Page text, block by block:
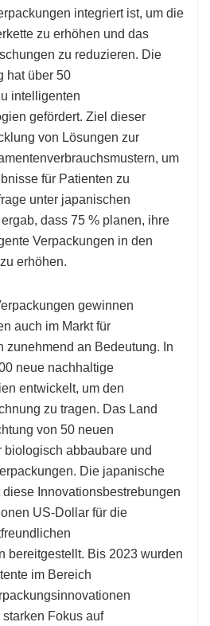
integriert ist, um die
zu erhöhen und das
zu reduzieren. Die
hat über 50
intelligenten
gefördert. Ziel dieser
von Lösungen zur
um
für Patienten zu
unter japanischen
dass 75 % planen, ihre
Verpackungen in den
erhöhen.
gewinnen
auch im Markt für
zunehmend an Bedeutung. In
neue nachhaltige
entwickelt, um den
zu tragen. Das Land
von 50 neuen
biologisch abbaubare und
Die japanische
Innovationsbestrebungen
US-Dollar für die
bereitgestellt. Bis 2023 wurden
im Bereich
Fokus auf